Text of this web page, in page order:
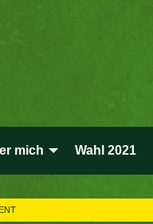
mich Wahl 2021